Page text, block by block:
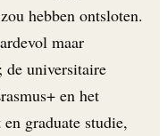
hebben ontsloten.
maar
de universitaire
en het
graduate studie,